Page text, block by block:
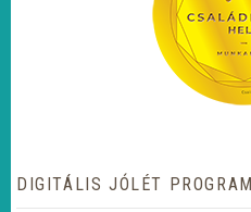
DIGITÁLIS JÓLÉT PROGRAM